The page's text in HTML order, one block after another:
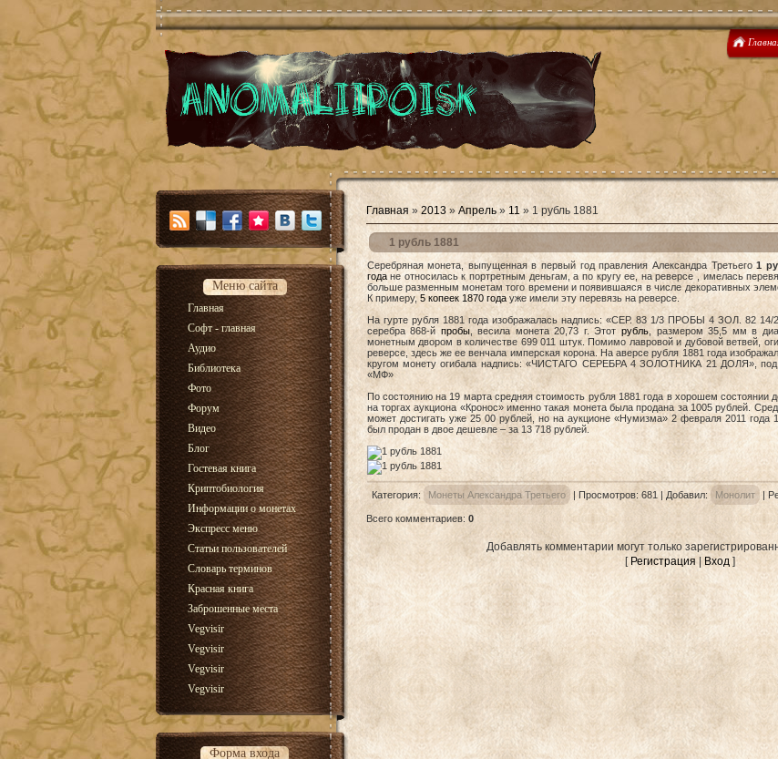
Меню сайта
Главная
Софт - главная
Аудио
Библиотека
Фото
Форум
Видео
Блог
Гостевая книга
Криптобиология
Информации о монетах
Экспресс меню
Статьи пользователей
Словарь терминов
Красная книга
Заброшенные места
Vegvisir
Vegvisir
Vegvisir
Vegvisir
Форма входа
Главная » 2013 » Апрель » 11» 1 рубль 1881
1 рубль 1881
Серебряная монета, выпущенная в первый год правления Александра Третьего1
годане относилась к портретным деньгам, а по кругу ее, на реверсе , имелась
больше разменным монетам того времени и появившаяся в числе декоративных
К примеру, 5 копеек 1870 годауже имели эту перевязь на реверсе.
На гурте рубля 1881 года изображалась надпись: «СЕР. 83 1/3 ПРОБЫ 4 ЗОЛ. 82 14/
серебра 868-й пробы, весила монета 20,73 г. Этот рубль , размером 35,5 мм в
монетным двором в количестве 699 011 штук. Помимо лавровой и дубовой ветвей,
реверсе, здесь же ее венчала имперская корона. На аверсе рубля 1881 года
кругом монету огибала надпись: «ЧИСТАГО СЕРЕБРА 4 ЗОЛОТНИКА 21 ДОЛЯ», под
«МФ»
По состоянию на 19 марта средняя стоимость рубля 1881 года в хорошем состоянии
на торгах аукциона «Кронос» именно такая монета была продана за 1005 рублей.
может достигать уже 25 00 рублей, но на аукционе «Нумизма» 2 февраля 2011 года
был продан в двое дешевле – за 13 718 рублей.
Категория: Монеты Александра Третьего | Просмотров: 681 | Добавил: Монолит |
Всего комментариев: 0
Добавлять комментарии могут только
[ Регистрация Вход ]